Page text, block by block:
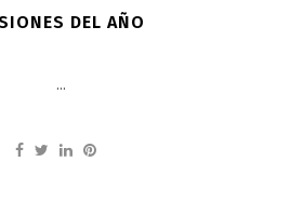
DEL AÑO
...